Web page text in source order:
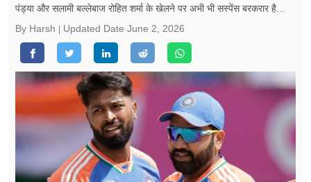
वीडियो
रिलेशनशिप
जीवन मंत्रा
फूड
ब्‍यूटी
पंड्या और सलामी बल्लेबाज रोहित शर्मा के खेलने पर अभी भी सस्पेंस बरकरार है...
By Harsh
Updated Date June 2, 2026